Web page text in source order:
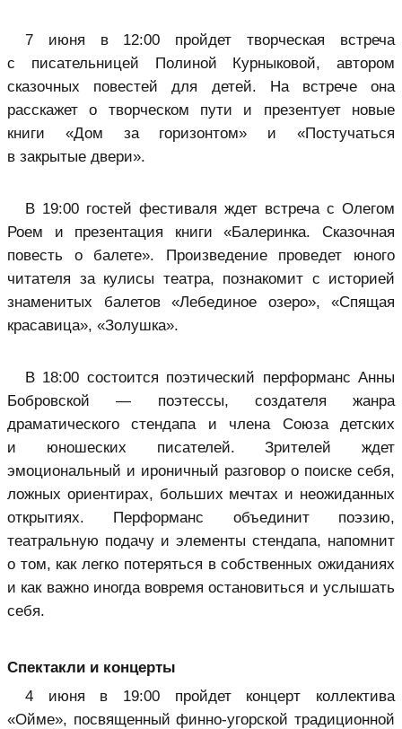
7 июня в 12:00 пройдет творческая встреча
с писательницей Полиной Курныковой, автором
сказочных повестей для детей. На встрече она
расскажет о творческом пути и презентует новые
книги «Дом за горизонтом» и «Постучаться
в закрытые двери».
В 19:00 гостей фестиваля ждет встреча с Олегом
Роем и презентация книги «Балеринка. Сказочная
повесть о балете». Произведение проведет юного
читателя за кулисы театра, познакомит с историей
знаменитых балетов «Лебединое озеро», «Спящая
красавица», «Золушка».
В 18:00 состоится поэтический перформанс Анны
Бобровской — поэтессы, создателя жанра
драматического стендапа и члена Союза детских
и юношеских писателей. Зрителей ждет
эмоциональный и ироничный разговор о поиске себя,
ложных ориентирах, больших мечтах и неожиданных
открытиях. Перформанс объединит поэзию,
театральную подачу и элементы стендапа, напомнит
о том, как легко потеряться в собственных ожиданиях
и как важно иногда вовремя остановиться и услышать
себя.
Спектакли и концерты
4 июня в 19:00 пройдет концерт коллектива
«Ойме», посвященный финно-угорской традиционной